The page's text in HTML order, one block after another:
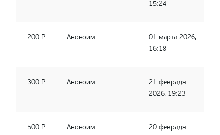
15:24
200 Р Аноноим
01 марта 2026,
16:18
300 Р Аноноим
21 февраля
2026, 19:23
500 Р Аноноим
20 февраля